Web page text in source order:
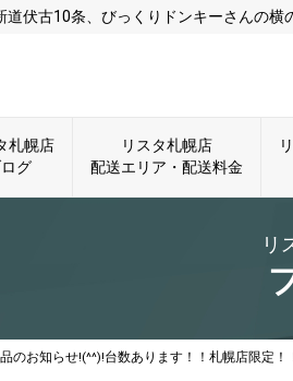
伏古10条、びっくりドンキーさんの横
札幌店
グ
リスタ札幌店
配送エリア・配送料金
リ
のお知らせ!(^^)!台数あります！！札幌店限定！